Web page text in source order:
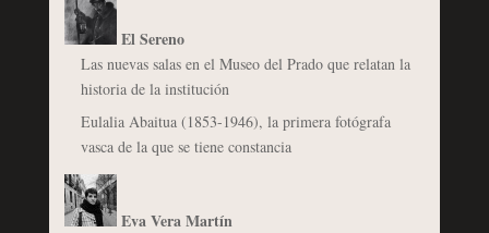
El Sereno
Las nuevas salas en el Museo del Prado que relatan la
historia de la institución
Eulalia Abaitua (1853-1946), la primera fotógrafa
vasca de la que se tiene constancia
Eva Vera Martín